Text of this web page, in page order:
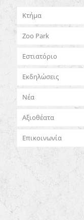
Κτήμα
Zoo Park
Εστιατόριο
Εκδηλώσεις
Νέα
Αξιοθέατα
Επικοινωνία